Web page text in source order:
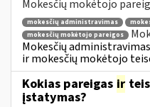
Mokesčių mokėtojo
mokesčių administravimas
mokesčių mokėtojo pareigos
Mokesčių
ir mokesčių mokėtojo
Kokias pareigas ir
įstatymas?